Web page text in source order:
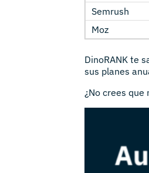
DinoRANK te
sus planes
¿No crees